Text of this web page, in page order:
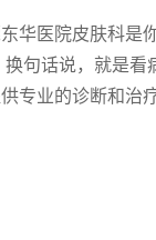
华医院皮肤科
句话说，就是
专业的诊断和